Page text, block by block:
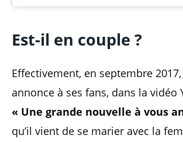
Est-il en couple ?
Effectivement, en septembre 2017,
annonce à ses fans, dans la vidéo
« Une grande nouvelle à vous
qu’il vient de se marier avec la